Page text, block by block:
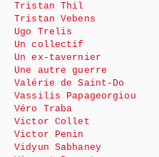
Tristan Thil
Tristan Vebens
Ugo Trelis
Un collectif
Un ex-tavernier
Une autre guerre
Valérie de Saint-Do
Vassilis Papageorgiou
Véro Traba
Victor Collet
Victor Penin
Vidyun Sabhaney